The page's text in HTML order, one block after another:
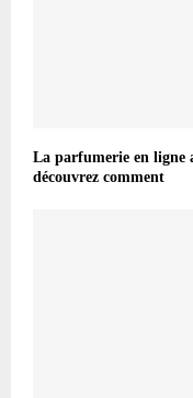
La parfumerie en ligne
découvrez comment